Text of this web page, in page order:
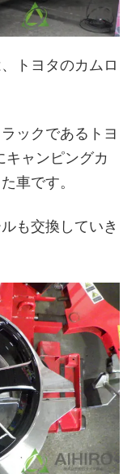
トヨタのカムロ
ックであるトヨ
キャンピングカ
車です。
も交換していき